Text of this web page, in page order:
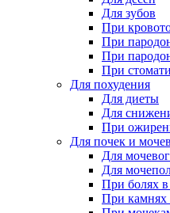
Для зубов
При
При
При
При
Для похудения
Для диеты
Для
При
Для почек и
Для
Для
При болях
При камнях